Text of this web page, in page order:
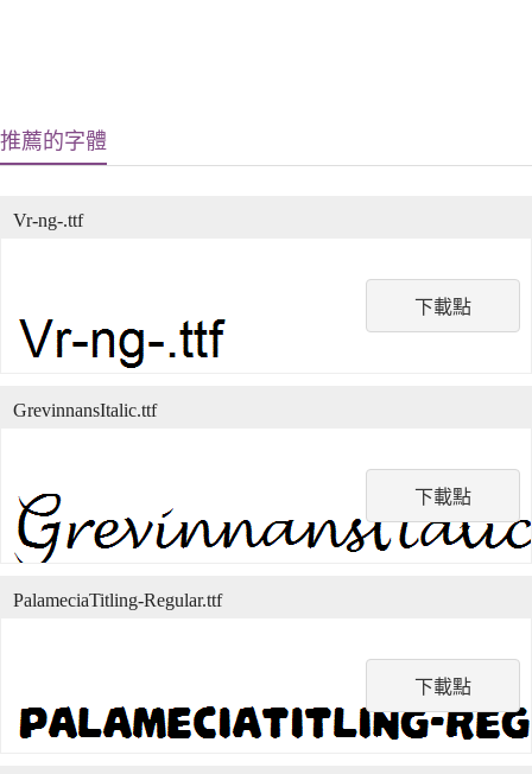
推薦的字體
下載點
Vr-ng-.ttf
下載點
GrevinnansItalic.ttf
下載點
PalameciaTitling-Regular.ttf